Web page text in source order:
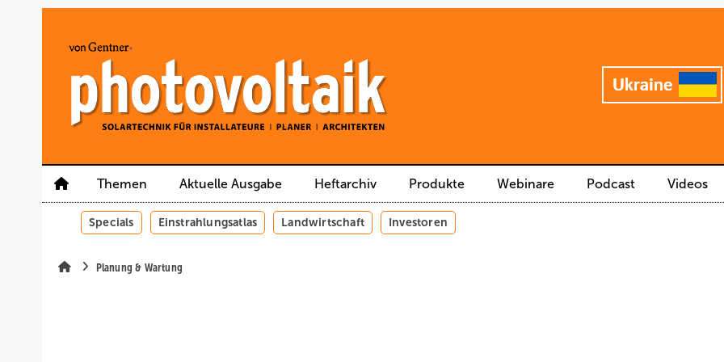
Themen Aktuelle Ausgabe Heftarchiv Produkte Webinare Podcast Videos
Specials Einstrahlungsatlas Landwirtschaft Investoren
Planung & Wartung